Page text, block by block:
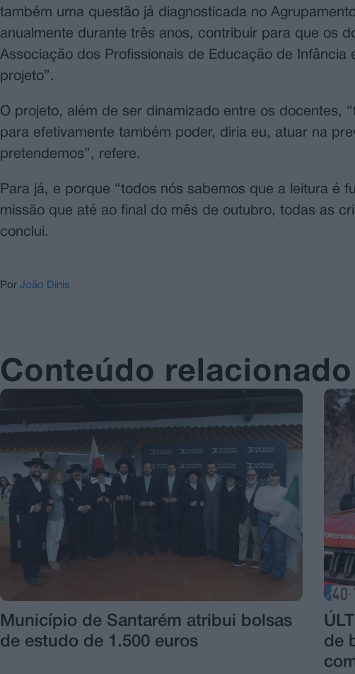
também uma questão já diagnosticada no
anualmente durante três anos, contribuir para que os
Associação dos Profissionais de Educação de
projeto”.
O projeto, além de ser dinamizado entre os docentes,
para efetivamente também poder, diria eu, atuar na
pretendemos”, refere.
Para já, e porque “todos nós sabemos que a leitura é
missão que até ao final do mês de outubro, todas as
conclui.
Por João Dinis
Conteúdo relacionado
Município de Santarém atribui bolsas
de estudo de 1.500 euros
de